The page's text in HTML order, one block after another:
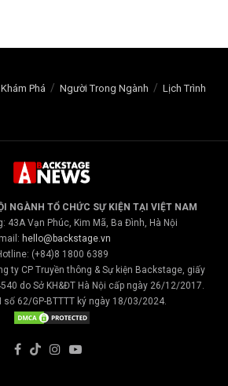
Khám Phá Người Trong Ngành Lịch Trình
NGÀNH TỔ CHỨC SỰ KIỆN TẠI VIỆT NAM
43A Vạn Phúc, Kim Mã, Ba Đình, Hà Nội
hello@backstage.vn
(+84)8 1800 6389
ty CP Truyền thông & Sự kiện Backstage, giấy
do Sở KH&ĐT Hà Nội cấp ngày 26/12/2017.
số 62/GP-BTTTT ký ngày 18/03/2024.